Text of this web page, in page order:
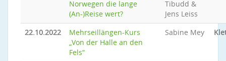
Norwegen die lange
(An-)Reise wert?
Tibudd &
Jens Leiss
22.10.2022
Mehrseillängen-Kurs
„Von der Halle an den
Fels“
Sabine Mey